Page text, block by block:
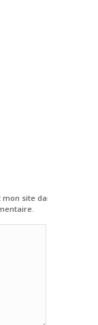
site dans le